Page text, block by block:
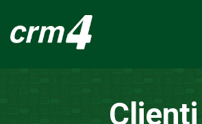
Clienti